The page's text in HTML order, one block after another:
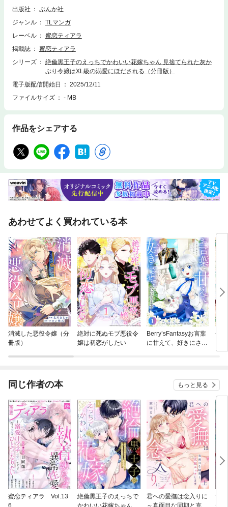
惑のまま王子に嫁ぐことになったルーナだけど、ハジメテから甘く溺愛さ
れっぱなしで――…。【一途で愛がおっきな王子様（※絶倫）】×【虐げら
『蜜恋ティアラ Vol.128』に収録されています。重複購入にご注意くださ
い。
出版社
ぶんか社
ジャンル
TLマンガ
レーベル
蜜恋ティアラ
掲載誌
蜜恋ティアラ
シリーズ
絶倫黒王子のえっちでかわいい花嫁ちゃん 見捨てられた灰か
ぶり令嬢はXL級の溺愛にほだされる（分冊版）
電子版配信開始日
2025/12/11
ファイルサイズ
- MB
作品をシェアする
あわせてよく買われている本
消滅した悪役令嬢（分
冊版）
絶対に死ぬモブ悪役令
嬢は初恋がしたい
Berry’sFantasyお言葉
に甘えて、好きにさせ
今
同じ作者の本 もっと見る
蜜恋ティアラ Vol.13
6
絶倫黒王子のえっちで
かわいい花嫁ちゃん 見
君への愛撫は念入りに
～真面目な同期と克服
た
が